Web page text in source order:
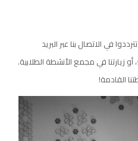
في الاتصال بنا عبر البريد
، أو زيارتنا في مجمع الأنشطة الطلابية.
القادمة!